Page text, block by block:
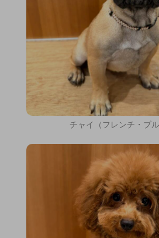
チャイ（フレンチ・ブル